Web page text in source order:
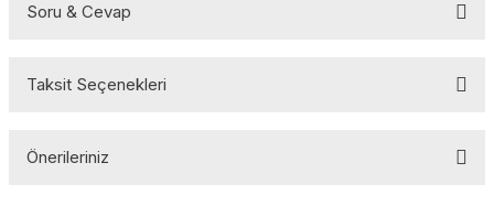
Soru & Cevap
Taksit Seçenekleri
Önerileriniz